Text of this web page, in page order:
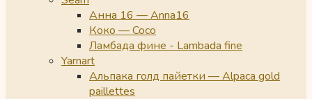
Анна 16 — Anna16
Коко — Coco
Ламбада фине - Lambada fine
Yarnart
Альпака голд пайетки — Alpaca gold
paillettes